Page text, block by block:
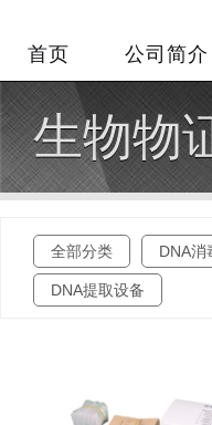
首页 公司简介
生物物
全部分类 DNA消
DNA提取设备